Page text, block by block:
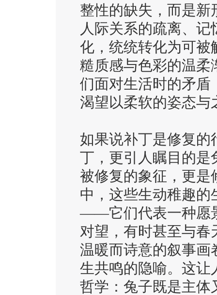
整性的缺失，而是
人际关系的疏离、
化，统统转化为可被
糙质感与色彩的温柔
们面对生活时的矛盾
渴望以柔软的姿态与
如果说补丁是修复的
丁，更引人瞩目的是
被修复的象征，更是
中，这些生动稚趣的
——它们代表一种愿
对望，有时甚至与
温暖而诗意的叙事画
生共鸣的隐喻。这
哲学：兔子既是主体